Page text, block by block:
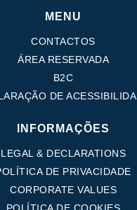
MENU
CONTACTOS
ÁREA RESERVADA
B2C
DE
INFORMAÇÕES
LEGAL & DECLARATIONS
DE PRIVACIDADE
CORPORATE VALUES